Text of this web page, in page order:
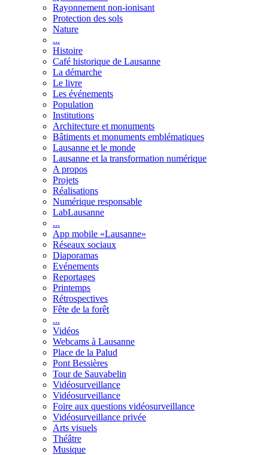
Rayonnement non-ionisant
Protection des sols
Nature
...
Histoire
Café historique de Lausanne
La démarche
Le livre
Les événements
Population
Institutions
Architecture et monuments
Bâtiments et monuments emblématiques
Lausanne et le monde
Lausanne et la transformation numérique
A propos
Projets
Réalisations
Numérique responsable
LabLausanne
...
App mobile «Lausanne»
Réseaux sociaux
Diaporamas
Evénements
Reportages
Printemps
Rétrospectives
Fête de la forêt
...
Vidéos
Webcams à Lausanne
Place de la Palud
Pont Bessières
Tour de Sauvabelin
Vidéosurveillance
Vidéosurveillance
Foire aux questions vidéosurveillance
Vidéosurveillance privée
Arts visuels
Théâtre
Musique